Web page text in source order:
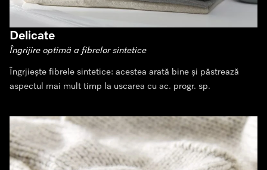
Delicate
Îngrijire optimă a fibrelor sintetice
Îngrjiește fibrele sintetice: acestea arată bine și păstrează
aspectul mai mult timp la uscarea cu ac. progr. sp.